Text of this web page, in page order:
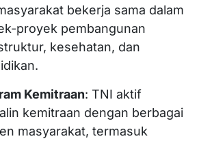
bekerja sama dalam
proyek pembangunan
kesehatan, dan
Kemitraan: TNI aktif
kemitraan dengan berbagai
masyarakat, termasuk